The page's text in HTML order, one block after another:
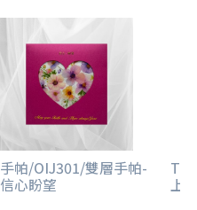
手帕/OIJ301/雙層手帕-
信心盼望
T
上